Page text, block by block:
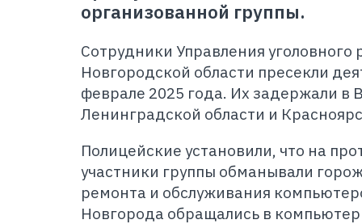
организованной группы.
Сотрудники Управления
Новгородской области пресекли
феврале 2025 года. Их задержали в
Ленинградской области и
Полицейские установили, что на
участники группы обманывали
ремонта и обслуживания
Новгорода обращались в